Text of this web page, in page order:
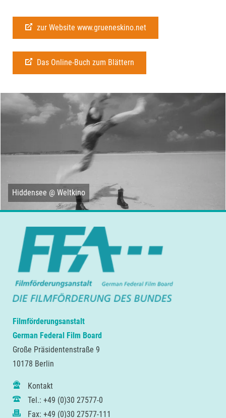
zur Website www.grueneskino.net
Das Online-Buch zum Blättern
Hiddensee @ Weltkino
Filmförderungsanstalt
German Federal Film Board
Große Präsidentenstraße 9
10178 Berlin
Kontakt
Tel.: +49 (0)30 27577-0
Fax: +49 (0)30 27577-111